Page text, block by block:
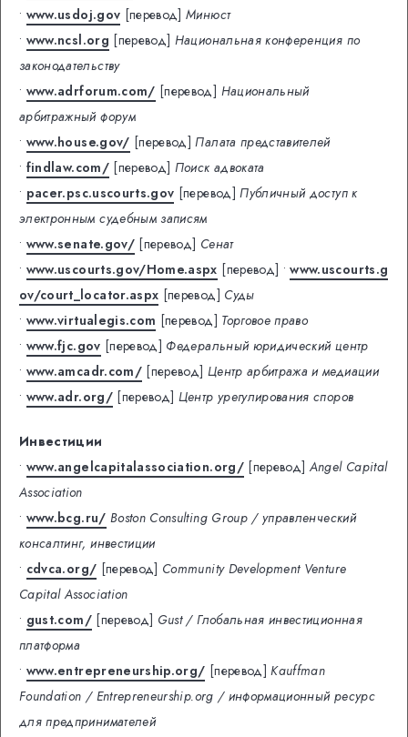
• www.usdoj.gov [перевод] Минюст
• www.ncsl.org [перевод] Национальная конференция по
законодательству
• www.adrforum.com/ [перевод] Национальный
арбитражный форум
• www.house.gov/ [перевод] Палата представителей
• findlaw.com/ [перевод] Поиск адвоката
• pacer.psc.uscourts.gov [перевод] Публичный доступ к
электронным судебным записям
• www.senate.gov/ [перевод] Сенат
• www.uscourts.gov/Home.aspx [перевод] •www.uscourts.g
ov/court_locator.aspx [перевод] Суды
• www.virtualegis.com [перевод] Торговое право
• www.fjc.gov [перевод] Федеральный юридический центр
• www.amcadr.com/ [перевод] Центр арбитража и медиации
• www.adr.org/ [перевод] Центр урегулирования споров
Инвестиции
• www.angelcapitalassociation.org/ [перевод] Angel Capital
Association
• www.bcg.ru/ Boston Consulting Group / управленческий
консалтинг, инвестиции
• cdvca.org/ [перевод] Community Development Venture
Capital Association
• gust.com/ [перевод] Gust / Глобальная инвестиционная
платформа
• www.entrepreneurship.org/ [перевод] Kauffman
Foundation / Entrepreneurship.org / информационный ресурс
для предпринимателей